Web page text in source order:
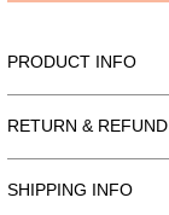
PRODUCT INFO
information about
care and cleaning
space to write what
RETURN &
your customers
SHIPPING INFO